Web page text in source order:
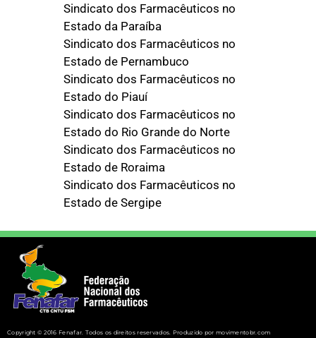
Sindicato dos Farmacêuticos no
Estado da Paraíba
Sindicato dos Farmacêuticos no
Estado de Pernambuco
Sindicato dos Farmacêuticos no
Estado do Piauí
Sindicato dos Farmacêuticos no
Estado do Rio Grande do Norte
Sindicato dos Farmacêuticos no
Estado de Roraima
Sindicato dos Farmacêuticos no
Estado de Sergipe
Copyright © 2016 Fenafar. Todos os direitos reservados. Produzido por movimentobr.com